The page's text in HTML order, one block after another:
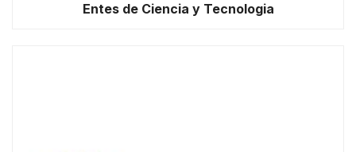
Entes de Ciencia y Tecnologia